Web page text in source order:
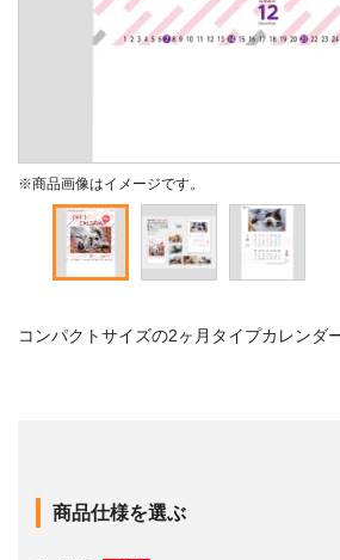
※商品画像はイメージです。
コンパクトサイズの2ヶ月タイプカレンダ
商品仕様を選ぶ